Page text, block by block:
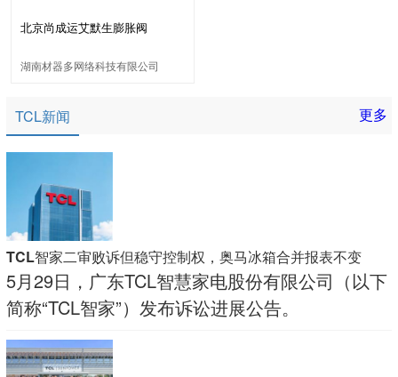
北京尚成运艾默生膨胀阀
湖南材器多网络科技有限公司
TCL新闻 更多
TCL智家二审败诉但稳守控制权，奥马冰箱合并报表不变
5月29日，广东TCL智慧家电股份有限公司（以下
简称“TCL智家”）发布诉讼进展公告。​